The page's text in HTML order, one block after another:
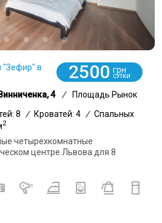
"Зефир" в
2500 грн
СУТКИ
4 /
Площадь Рынок
8 / Кроватей: 4 / Спальных
2
четырехкомнатные
центре Львова для 8